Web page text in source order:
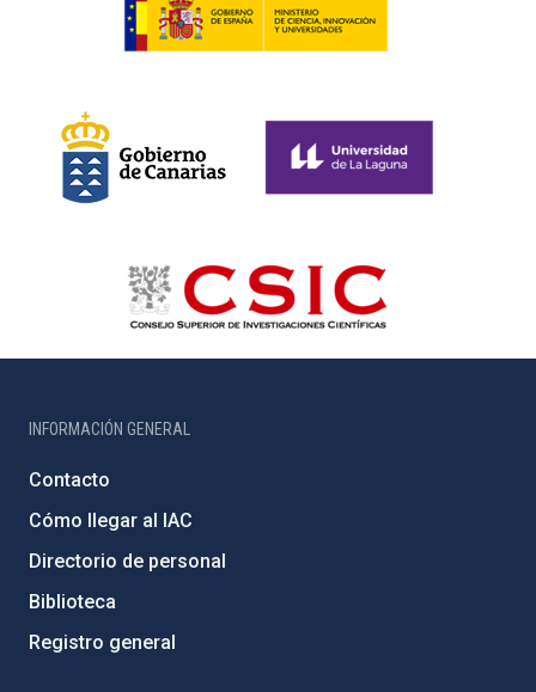
INFORMACIÓN GENERAL
Contacto
Cómo llegar al IAC
Directorio de personal
Biblioteca
Registro general